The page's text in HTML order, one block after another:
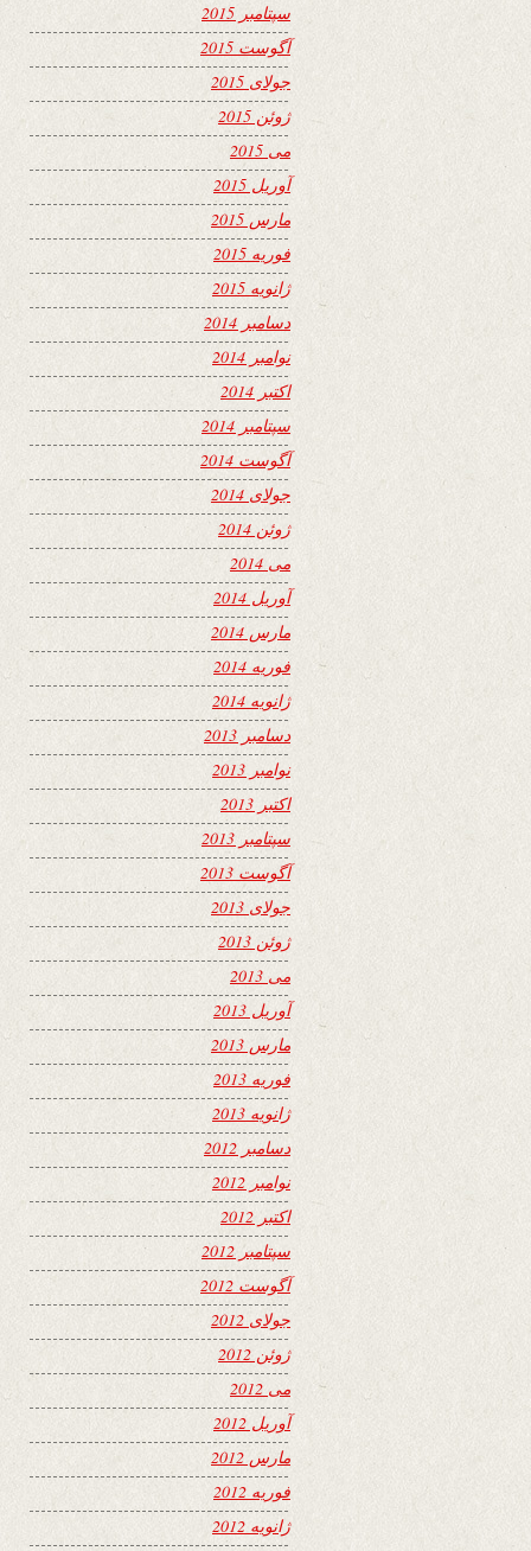
سپتامبر 2015
آگوست 2015
جولای 2015
ژوئن 2015
می 2015
آوریل 2015
مارس 2015
فوریه 2015
ژانویه 2015
دسامبر 2014
نوامبر 2014
اکتبر 2014
سپتامبر 2014
آگوست 2014
جولای 2014
ژوئن 2014
می 2014
آوریل 2014
مارس 2014
فوریه 2014
ژانویه 2014
دسامبر 2013
نوامبر 2013
اکتبر 2013
سپتامبر 2013
آگوست 2013
جولای 2013
ژوئن 2013
می 2013
آوریل 2013
مارس 2013
فوریه 2013
ژانویه 2013
دسامبر 2012
نوامبر 2012
اکتبر 2012
سپتامبر 2012
آگوست 2012
جولای 2012
ژوئن 2012
می 2012
آوریل 2012
مارس 2012
فوریه 2012
ژانویه 2012